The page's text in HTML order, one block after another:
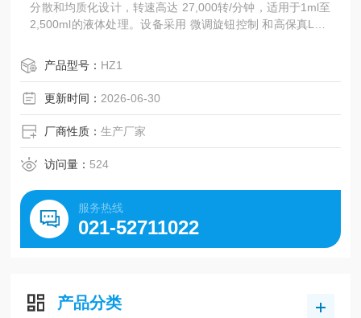
分散和均质化设计，转速高达 27,000转/分钟，适用于1ml至
2,500ml的液体处理。设备采用 微调旋钮控制 和高保真LCD
行安全。不锈钢分散工具（#304材质）与多种定子尺寸可
选，满足不同容量需求。适合各类实验室环境，是生物、化
工、食品等领域的理想均质化工具。
产品型号： HZ1
更新时间： 2026-06-30
厂商性质：生产厂家
访问量： 524
服务热线
021-52711022
产品分类